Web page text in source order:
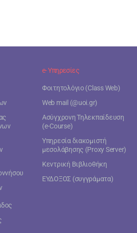
e- Υπηρεσίες
Φοιτητολόγιο (Class Web)
Web mail (@uoi.gr)
Ασύγχρονη Τηλεκπαίδευση
(e-Course)
Υπηρεσία διακομιστή
μεσολάβησης (Proxy Server)
Κεντρική Βιβλιοθήκη
ΕΥΔΟΞΟΣ (συγγράματα)